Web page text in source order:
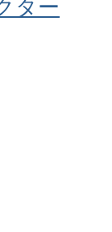
ター